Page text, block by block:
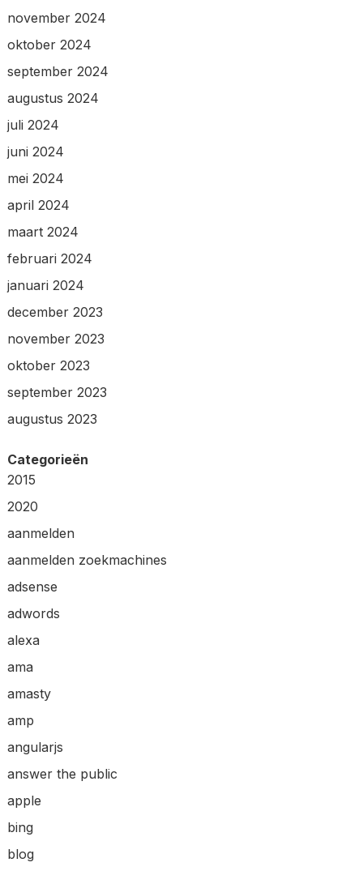
november 2024
oktober 2024
september 2024
augustus 2024
juli 2024
juni 2024
mei 2024
april 2024
maart 2024
februari 2024
januari 2024
december 2023
november 2023
oktober 2023
september 2023
augustus 2023
Categorieën
2015
2020
aanmelden
aanmelden zoekmachines
adsense
adwords
alexa
ama
amasty
amp
angularjs
answer the public
apple
bing
blog